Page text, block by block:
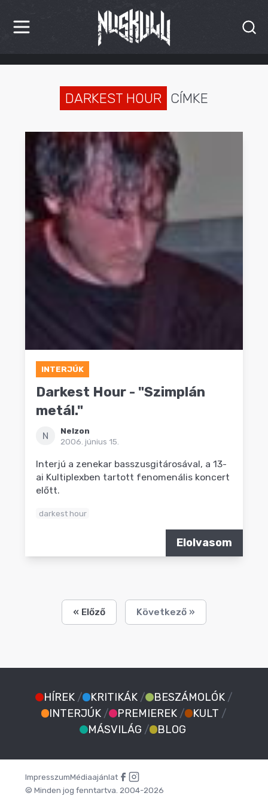
HÍREK
INTERJÚK
PREMIEREK
KULT
MÁSVILÁG
DARKEST HOUR CÍMKE
INTERJÚK
Darkest Hour - "Szimplán
metál."
N
Nelzon
2006. június 15.
Interjú a zenekar basszusgitárosával, a 13-
ai Kultiplexben tartott fenomenális koncert
előtt.
darkest hour
Elolvasom
« Előző Következő »
HÍREK / KRITIKÁK / BESZÁMOLÓK /
INTERJÚK / PREMIEREK / KULT /
MÁSVILÁG / BLOG
ImpresszumMédiaajánlat
© Minden jog fenntartva. 2004-2026